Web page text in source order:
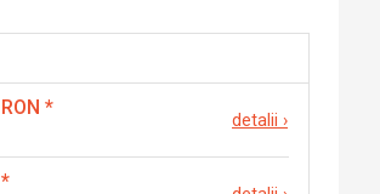
*
detalii ›
*